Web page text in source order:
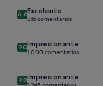
8.6Excelente
316 comentarios
9.0Impresionante
1.000 comentarios
9.2Impresionante